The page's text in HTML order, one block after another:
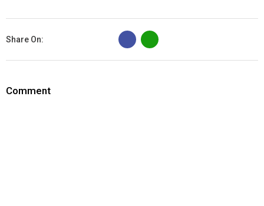
Share On:
B
Comment